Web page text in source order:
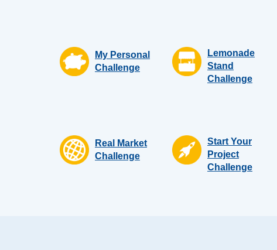
My Personal
Challenge
Lemonade
Stand
Challenge
Real Market
Challenge
Start Your
Project
Challenge